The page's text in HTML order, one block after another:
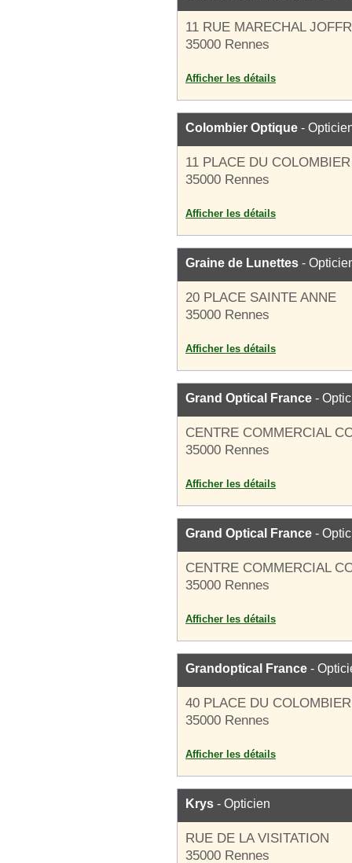
11 RUE MARECHAL
35000 Rennes
Afficher les détails
Colombier Optique -
11 PLACE DU COLOMBIER
35000 Rennes
Afficher les détails
Graine de Lunettes -
20 PLACE SAINTE ANNE
35000 Rennes
Afficher les détails
Grand Optical France -
CENTRE COMMERCIAL
35000 Rennes
Afficher les détails
Grand Optical France -
CENTRE COMMERCIAL
35000 Rennes
Afficher les détails
Grandoptical France -
40 PLACE DU COLOMBIER
35000 Rennes
Afficher les détails
Krys - Opticien
RUE DE LA VISITATION
35000 Rennes